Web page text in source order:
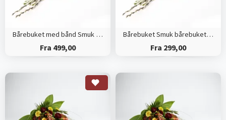
Bårebuket med bånd Smuk bårebuket efter blomsterdekoratørens valg
Fra 499,00
Bårebuket Smuk bårebuket efter blomsterdekoratørens valg
Fra 299,00